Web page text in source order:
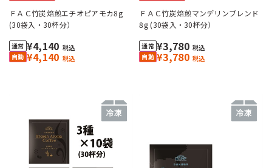
ＦＡＣ竹炭焙煎エチオピアモカ8g
(30袋入・30杯分）
¥4,140 税込
¥4,140 税込
ＦＡＣ竹炭焙煎マンデリンブレンド
8g (30袋入・30杯分）
¥3,780 税込
¥3,780 税込